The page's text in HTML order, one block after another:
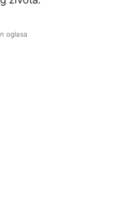
oglasa